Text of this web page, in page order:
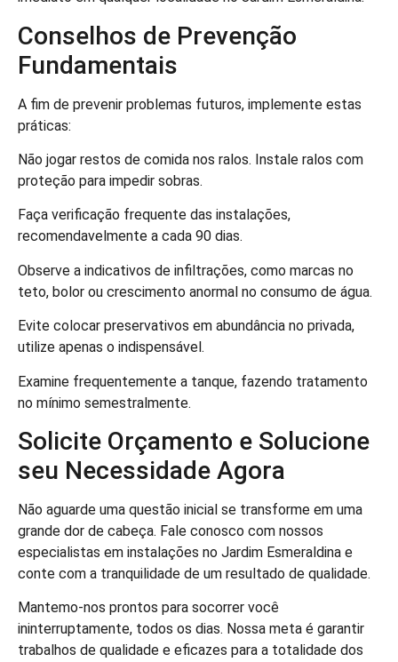
Conselhos de Prevenção
Fundamentais
A fim de prevenir problemas futuros, implemente estas
práticas:
Não jogar restos de comida nos ralos. Instale ralos com
proteção para impedir sobras.
Faça verificação frequente das instalações,
recomendavelmente a cada 90 dias.
Observe a indicativos de infiltrações, como marcas no
teto, bolor ou crescimento anormal no consumo de água.
Evite colocar preservativos em abundância no privada,
utilize apenas o indispensável.
Examine frequentemente a tanque, fazendo tratamento
no mínimo semestralmente.
Solicite Orçamento e Solucione
seu Necessidade Agora
Não aguarde uma questão inicial se transforme em uma
grande dor de cabeça. Fale conosco com nossos
especialistas em instalações no Jardim Esmeraldina e
conte com a tranquilidade de um resultado de qualidade.
Mantemo-nos prontos para socorrer você
ininterruptamente, todos os dias. Nossa meta é garantir
trabalhos de qualidade e eficazes para a totalidade dos